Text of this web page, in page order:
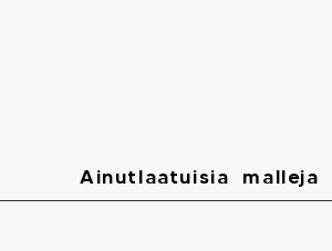
Ainutlaatuisia malleja